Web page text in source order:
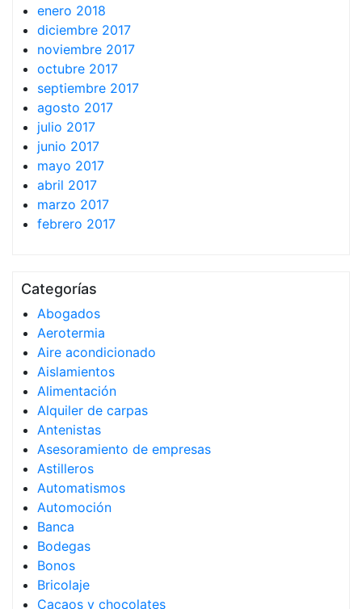
enero 2018
diciembre 2017
noviembre 2017
octubre 2017
septiembre 2017
agosto 2017
julio 2017
junio 2017
mayo 2017
abril 2017
marzo 2017
febrero 2017
Categorías
Abogados
Aerotermia
Aire acondicionado
Aislamientos
Alimentación
Alquiler de carpas
Antenistas
Asesoramiento de empresas
Astilleros
Automatismos
Automoción
Banca
Bodegas
Bonos
Bricolaje
Cacaos y chocolates